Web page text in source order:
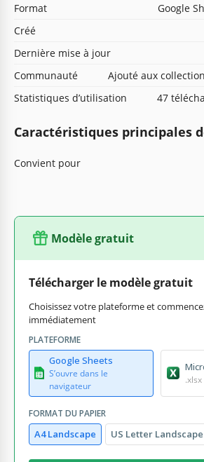
Format
Google
Créé
Dernière mise à jour
Communauté
Ajouté aux
Statistiques d’utilisation
47
Caractéristiques principales
Convient pour
Modèle gratuit
Télécharger le modèle gratuit
Choisissez votre plateforme et
immédiatement
PLATEFORME
Google Sheets
S’ouvre dans le
navigateur
.xlsx
FORMAT DU PAPIER
A4 Landscape US Letter Landscape